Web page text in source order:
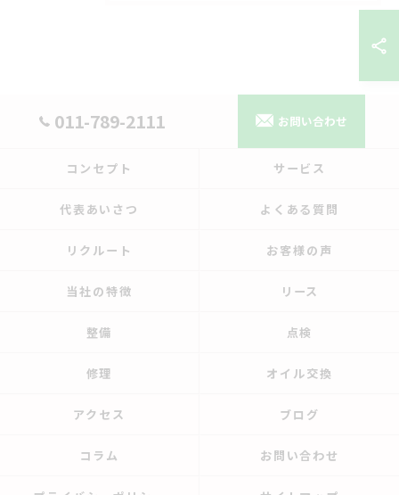
011-789-2111 お問い合わせ
コンセプト サービス
代表あいさつ よくある質問
リクルート お客様の声
当社の特徴 リース
整備 点検
修理 オイル交換
アクセス ブログ
コラム お問い合わせ